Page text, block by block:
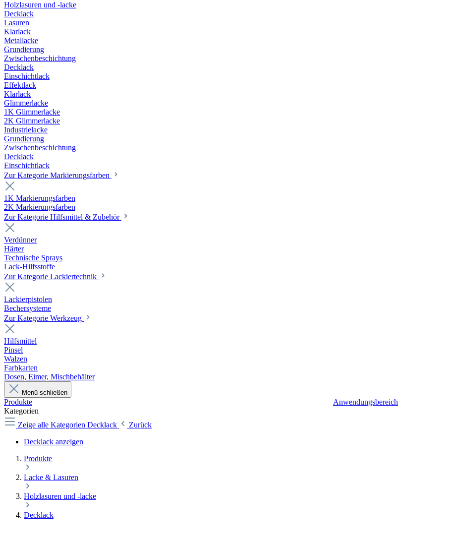
Holzlasuren und -lacke
Decklack
Lasuren
Klarlack
Metallacke
Grundierung
Zwischenbeschichtung
Decklack
Einschichtlack
Effektlack
Klarlack
Glimmerlacke
1K Glimmerlacke
2K Glimmerlacke
Industrielacke
Grundierung
Zwischenbeschichtung
Decklack
Einschichtlack
Zur Kategorie Markierungsfarben
1K Markierungsfarben
2K Markierungsfarben
Zur Kategorie Hilfsmittel & Zubehör
Verdünner
Härter
Technische Sprays
Lack-Hilfsstoffe
Zur Kategorie Lackiertechnik
Lackierpistolen
Bechersysteme
Zur Kategorie Werkzeug
Hilfsmittel
Pinsel
Walzen
Farbkarten
Dosen, Eimer, Mischbehälter
Menü schließen
Produkte
Anwendungsbereich
Kategorien
Zeige alle Kategorien Decklack
Zurück
Decklack anzeigen
Produkte
Lacke & Lasuren
Holzlasuren und -lacke
Decklack